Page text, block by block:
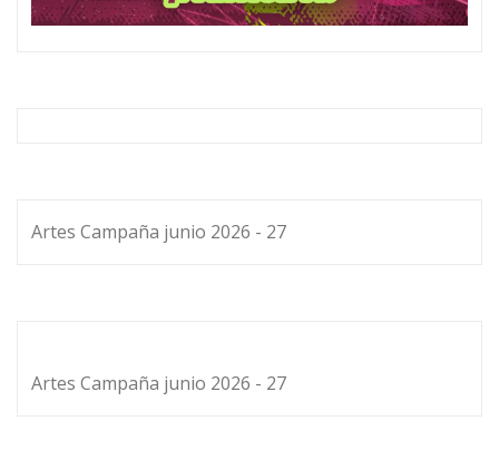
Artes Campaña junio 2026 - 27
Artes Campaña junio 2026 - 27